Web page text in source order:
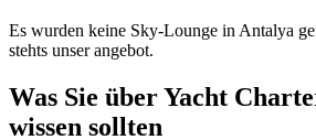
Es wurden keine Sky-Lounge in Antalya
stehts unser angebot.
Was Sie über Yacht
wissen sollten